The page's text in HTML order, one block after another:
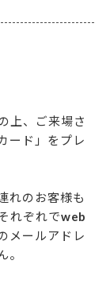
上、ご来場さ
ード」をプレ
れのお客様も
れぞれでweb
メールアドレ
。